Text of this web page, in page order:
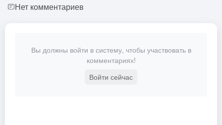
Нет комментариев
Вы должны войти в систему, чтобы участвовать в
комментариях!
Войти сейчас